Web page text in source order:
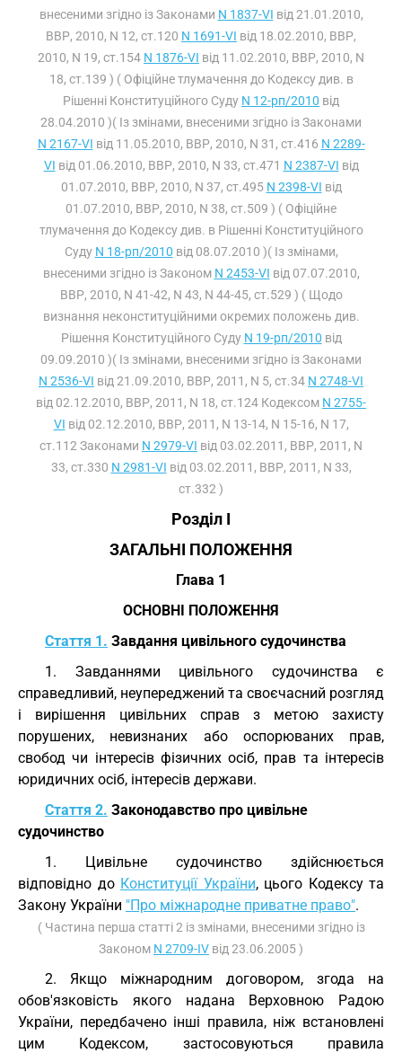
внесеними згідно із Законами N 1837-VI від 21.01.2010,
ВВР, 2010, N 12, ст.120 N 1691-VI від 18.02.2010, ВВР,
2010, N 19, ст.154 N 1876-VI від 11.02.2010, ВВР, 2010, N
18, ст.139 ) ( Офіційне тлумачення до Кодексу див. в
Рішенні Конституційного Суду N 12-рп/2010 від
28.04.2010 )( Із змінами, внесеними згідно із Законами
N 2167-VI від 11.05.2010, ВВР, 2010, N 31, ст.416 N 2289-
VI від 01.06.2010, ВВР, 2010, N 33, ст.471 N 2387-VI від
01.07.2010, ВВР, 2010, N 37, ст.495 N 2398-VI від
01.07.2010, ВВР, 2010, N 38, ст.509 ) ( Офіційне
тлумачення до Кодексу див. в Рішенні Конституційного
Суду N 18-рп/2010 від 08.07.2010 )( Із змінами,
внесеними згідно із Законом N 2453-VI від 07.07.2010,
ВВР, 2010, N 41-42, N 43, N 44-45, ст.529 ) ( Щодо
визнання неконституційними окремих положень див.
Рішення Конституційного Суду N 19-рп/2010 від
09.09.2010 )( Із змінами, внесеними згідно із Законами
N 2536-VI від 21.09.2010, ВВР, 2011, N 5, ст.34 N 2748-VI
від 02.12.2010, ВВР, 2011, N 18, ст.124 Кодексом N 2755-
VI від 02.12.2010, ВВР, 2011, N 13-14, N 15-16, N 17,
ст.112 Законами N 2979-VI від 03.02.2011, ВВР, 2011, N
33, ст.330 N 2981-VI від 03.02.2011, ВВР, 2011, N 33,
ст.332 )
Розділ I
ЗАГАЛЬНІ ПОЛОЖЕННЯ
Глава 1
ОСНОВНІ ПОЛОЖЕННЯ
Стаття 1. Завдання цивільного судочинства
1. Завданнями цивільного судочинства є
справедливий, неупереджений та своєчасний розгляд
і вирішення цивільних справ з метою захисту
порушених, невизнаних або оспорюваних прав,
свобод чи інтересів фізичних осіб, прав та інтересів
юридичних осіб, інтересів держави.
Стаття 2. Законодавство про цивільне
судочинство
1. Цивільне судочинство здійснюється
відповідно до Конституції України, цього Кодексу та
Закону України "Про міжнародне приватне право".
( Частина перша статті 2 із змінами, внесеними згідно із
Законом N 2709-IV від 23.06.2005 )
2. Якщо міжнародним договором, згода на
обов'язковість якого надана Верховною Радою
України, передбачено інші правила, ніж встановлені
цим Кодексом, застосовуються правила